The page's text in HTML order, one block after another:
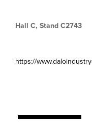
Hall C, Stand C2743
https://